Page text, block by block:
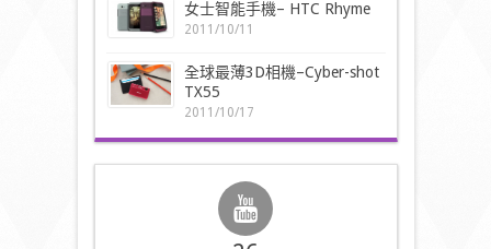
女士智能手機– HTC Rhyme
2011/10/11
全球最薄3D相機–Cyber-shot
TX55
2011/10/17